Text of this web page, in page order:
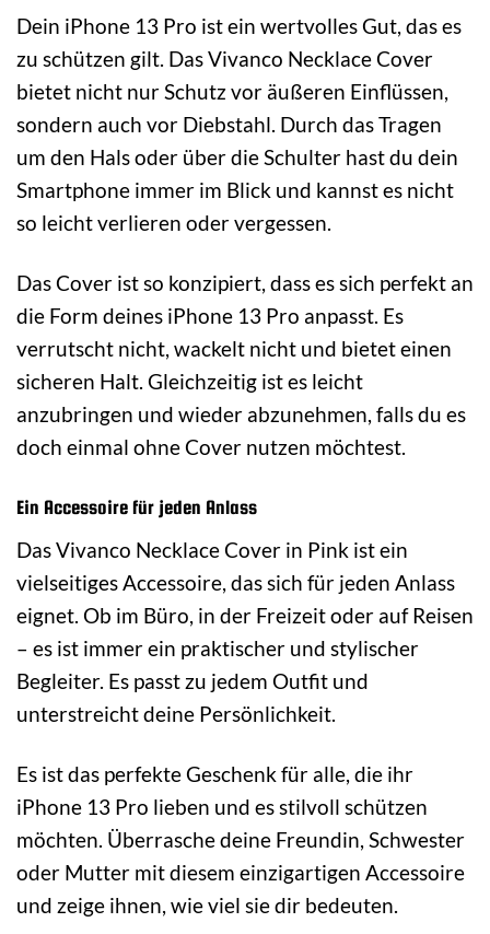
Dein iPhone 13 Pro ist ein wertvolles Gut, das es
zu schützen gilt. Das Vivanco Necklace Cover
bietet nicht nur Schutz vor äußeren Einflüssen,
sondern auch vor Diebstahl. Durch das Tragen
um den Hals oder über die Schulter hast du dein
Smartphone immer im Blick und kannst es nicht
so leicht verlieren oder vergessen.
Das Cover ist so konzipiert, dass es sich perfekt an
die Form deines iPhone 13 Pro anpasst. Es
verrutscht nicht, wackelt nicht und bietet einen
sicheren Halt. Gleichzeitig ist es leicht
anzubringen und wieder abzunehmen, falls du es
doch einmal ohne Cover nutzen möchtest.
Ein Accessoire für jeden Anlass
Das Vivanco Necklace Cover in Pink ist ein
vielseitiges Accessoire, das sich für jeden Anlass
eignet. Ob im Büro, in der Freizeit oder auf Reisen
– es ist immer ein praktischer und stylischer
Begleiter. Es passt zu jedem Outfit und
unterstreicht deine Persönlichkeit.
Es ist das perfekte Geschenk für alle, die ihr
iPhone 13 Pro lieben und es stilvoll schützen
möchten. Überrasche deine Freundin, Schwester
oder Mutter mit diesem einzigartigen Accessoire
und zeige ihnen, wie viel sie dir bedeuten.